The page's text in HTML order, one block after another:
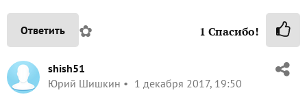
Ответить ✿ 1 Спасибо!
shish51
Юрий Шишкин
1 декабря 2017, 19:50